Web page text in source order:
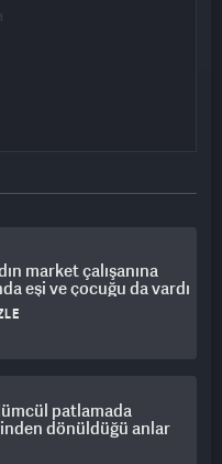
market çalışanına
eşi ve çocuğu da vardı
patlamada
dönüldüğü anlar